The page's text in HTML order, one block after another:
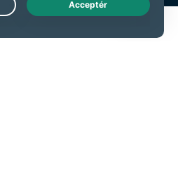
Live Chat